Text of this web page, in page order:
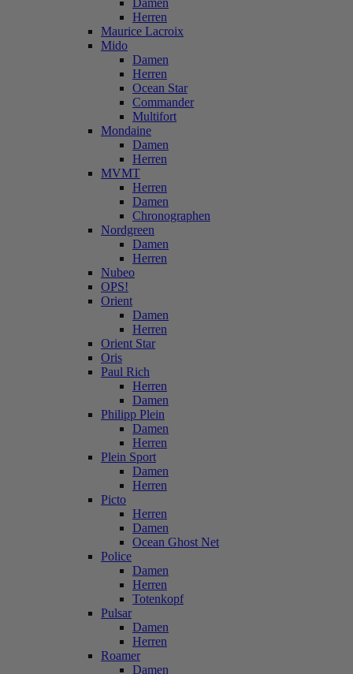
Damen
Herren
Maurice Lacroix
Mido
Damen
Herren
Ocean Star
Commander
Multifort
Mondaine
Damen
Herren
MVMT
Herren
Damen
Chronographen
Nordgreen
Damen
Herren
Nubeo
OPS!
Orient
Damen
Herren
Orient Star
Oris
Paul Rich
Herren
Damen
Philipp Plein
Damen
Herren
Plein Sport
Damen
Herren
Picto
Herren
Damen
Ocean Ghost Net
Police
Damen
Herren
Totenkopf
Pulsar
Damen
Herren
Roamer
Damen